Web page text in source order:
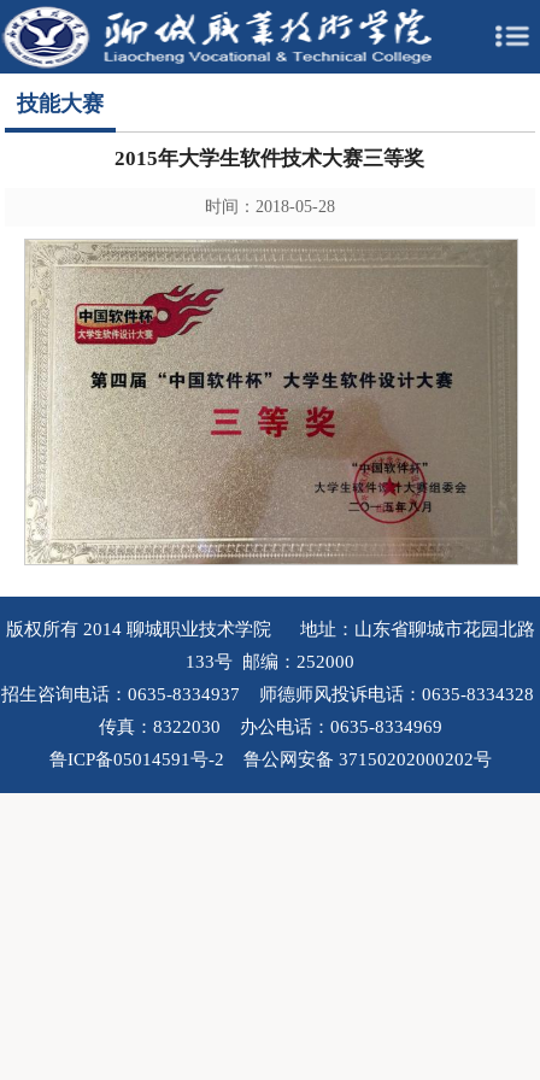
技能大赛
2015年大学生软件技术大赛三等奖
时间：2018-05-28
版权所有 2014 聊城职业技术学院 地址：山东省聊城市花园北路
133号 邮编：252000
招生咨询电话：0635-8334937 师德师风投诉电话：0635-8334328
传真：8322030 办公电话：0635-8334969
鲁ICP备05014591号-2 鲁公网安备 37150202000202号